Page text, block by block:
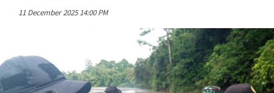
11 December 2025 14:00 PM